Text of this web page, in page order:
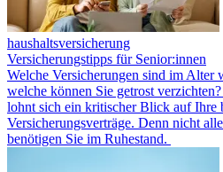
haushaltsversicherung
Versicherungstipps für Senior:innen
Welche Versicherungen sind im
welche können Sie getrost
lohnt sich ein kritischer Blick auf Ihre
Versicherungsverträge. Denn nicht
benötigen Sie im Ruhestand.